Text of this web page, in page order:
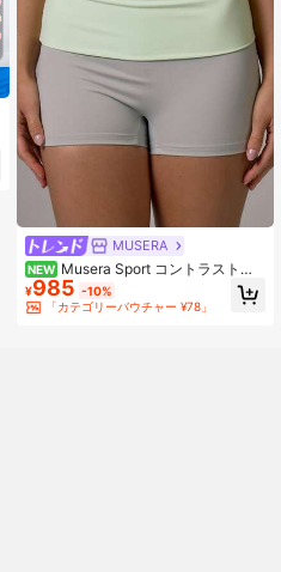
MUSERA
NEW Musera Sport コントラストカ
ラーブロック 厚手ウエストバンド フ
ィット アクティブコーデ ミニショー
ツ ジム ピラティス デイリー ランニ
¥985 -10%
「カテゴリーバウチャー ¥78」